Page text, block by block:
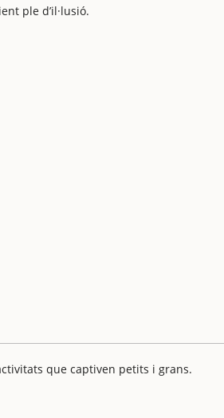
ple d’il·lusió.
que captiven petits i grans.